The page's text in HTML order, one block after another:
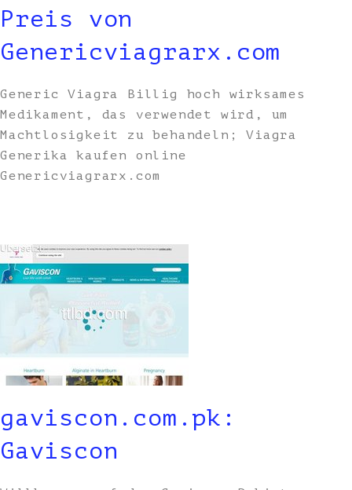
Preis von
Genericviagrarx.com
Generic Viagra Billig hoch wirksames
Medikament, das verwendet wird, um
Machtlosigkeit zu behandeln; Viagra
Generika kaufen online
Genericviagrarx.com
gaviscon.com.pk:
Gaviscon